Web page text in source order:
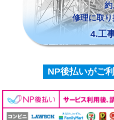
約
修理に取
4.工
NP後払いがご